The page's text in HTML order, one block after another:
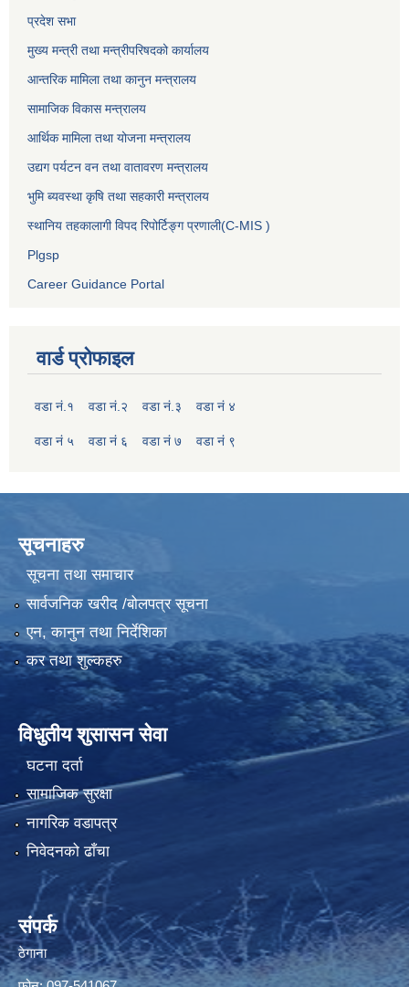
प्रदेश सभा
मुख्य मन्त्री तथा मन्त्रीपरिषदको कार्यालय
आन्तरिक मामिला तथा कानुन मन्त्रालय
सामाजिक विकास मन्त्रालय
आर्थिक मामिला तथा योजना मन्त्रालय
उद्यग पर्यटन वन तथा वातावरण मन्त्रालय
भुमि ब्यवस्था कृषि तथा सहकारी मन्त्रालय
स्थानिय तहकालागी विपद रिपोर्टिङ्ग प्रणाली(C-MIS )
Plgsp
Career Guidance Portal
वार्ड प्रोफाइल
वडा नं.१ वडा नं.२ वडा नं.३ वडा नं ४
वडा नं ५ वडा नं ६ वडा नं ७ वडा नं ९
सूचनाहरु
सूचना तथा समाचार
सार्वजनिक खरीद /बोलपत्र सूचना
एन, कानुन तथा निर्देशिका
कर तथा शुल्कहरु
विधुतीय शुसासन सेवा
घटना दर्ता
सामाजिक सुरक्षा
नागरिक वडापत्र
निवेदनको ढाँचा
संपर्क
ठेगाना